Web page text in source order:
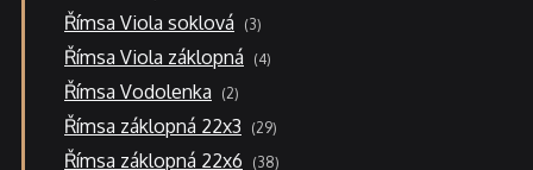
Římsa Viola soklová 33
produkty
Římsa Viola záklopná 44
produkty
Římsa Vodolenka 22
produkty
Římsa záklopná 22x3 2929
produktů
Římsa záklopná 22x6 3838